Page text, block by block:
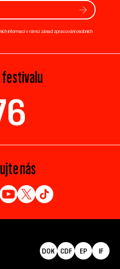
informací v rámci zásad zpracování osobních
festivalu
nás
DOK CDF EP IF